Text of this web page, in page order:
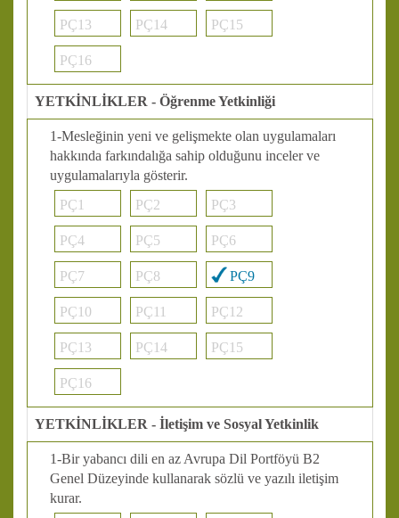
PÇ13 PÇ14 PÇ15
PÇ16
YETKİNLİKLER - Öğrenme Yetkinliği
1-Mesleğinin yeni ve gelişmekte olan uygulamaları
hakkında farkındalığa sahip olduğunu inceler ve
uygulamalarıyla gösterir.
PÇ1
PÇ2 PÇ3
PÇ4 PÇ5 PÇ6
PÇ7 PÇ8 PÇ9
PÇ10 PÇ11 PÇ12
PÇ13 PÇ14 PÇ15
PÇ16
YETKİNLİKLER - İletişim ve Sosyal Yetkinlik
1-Bir yabancı dili en az Avrupa Dil Portföyü B2
Genel Düzeyinde kullanarak sözlü ve yazılı iletişim
kurar.